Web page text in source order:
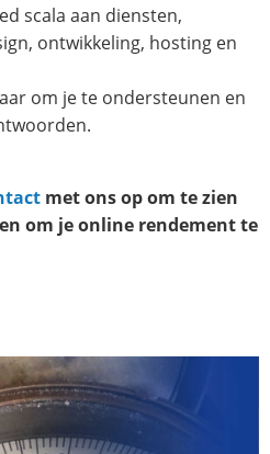
scala aan diensten,
ontwikkeling, hosting en
om je te ondersteunen en
met ons op om te zien
om je online rendement te